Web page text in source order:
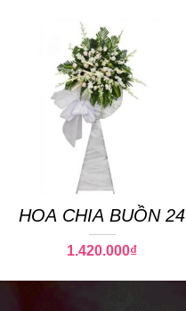
HOA CHIA BUỒN 24
1.420.000₫